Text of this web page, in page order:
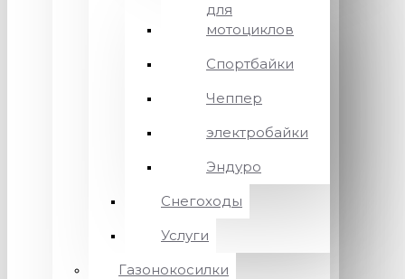
для
мотоциклов
Спортбайки
Чеппер
электробайки
Эндуро
Снегоходы
Услуги
Газонокосилки